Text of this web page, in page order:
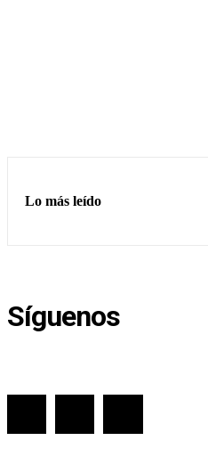
Lo más leído
Síguenos